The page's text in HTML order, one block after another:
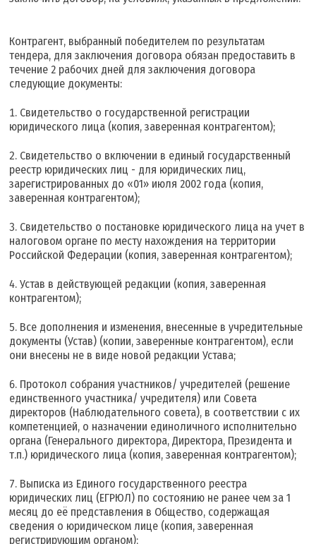
Контрагент, выбранный победителем по результатам
тендера, для заключения договора обязан предоставить в
течение 2 рабочих дней для заключения договора
следующие документы:
Свидетельство о государственной регистрации
юридического лица (копия, заверенная контрагентом);
Свидетельство о включении в единый государственный
реестр юридических лиц - для юридических лиц,
зарегистрированных до «01» июля 2002 года (копия,
заверенная контрагентом);
Свидетельство о постановке юридического лица на учет в
налоговом органе по месту нахождения на территории
Российской Федерации (копия, заверенная контрагентом);
Устав в действующей редакции (копия, заверенная
контрагентом);
Все дополнения и изменения, внесенные в учредительные
документы (Устав) (копии, заверенные контрагентом), если
они внесены не в виде новой редакции Устава;
Протокол собрания участников/ учредителей (решение
единственного участника/ учредителя) или Совета
директоров (Наблюдательного совета), в соответствии с их
компетенцией, о назначении единоличного исполнительно
органа (Генерального директора, Директора, Президента и
т.п.) юридического лица (копия, заверенная контрагентом);
Выписка из Единого государственного реестра
юридических лиц (ЕГРЮЛ) по состоянию не ранее чем за 1
месяц до её представления в Общество, содержащая
сведения о юридическом лице (копия, заверенная
регистрирующим органом);